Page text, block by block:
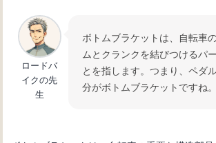
自転車初心者必見！
使い方を徹底解説
ロードバ
イクの先
生
ボトムブラケットは、自転車
ムとクランクを結びつけるパ
とを指します。つまり、ペダ
分がボトムブラケットですね。